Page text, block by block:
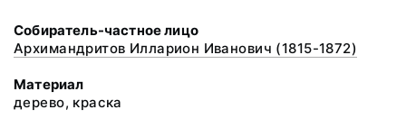
Собиратель-частное лицо
Архимандритов Илларион Иванович (1815-1872)
Материал
дерево, краска